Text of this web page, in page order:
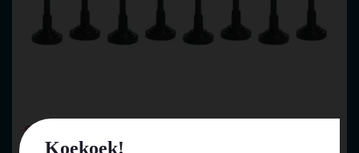
Koekoek!
Lemax gas lantern street lamp s/8 verlichte straatlantaarn